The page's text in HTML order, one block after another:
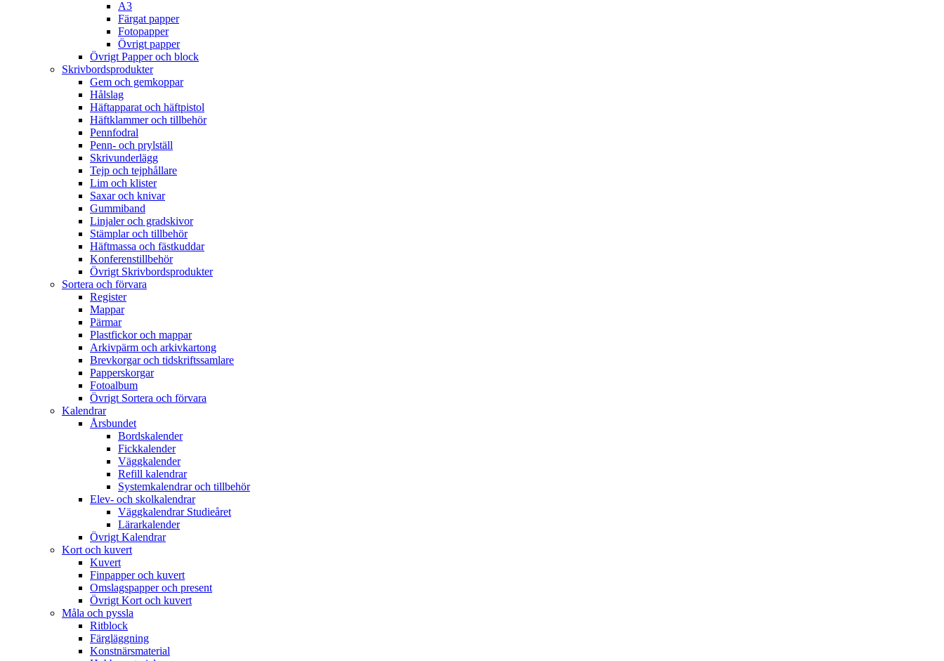
A3
Färgat papper
Fotopapper
Övrigt papper
Övrigt Papper och block
Skrivbordsprodukter
Gem och gemkoppar
Hålslag
Häftapparat och häftpistol
Häftklammer och tillbehör
Pennfodral
Penn- och prylställ
Skrivunderlägg
Tejp och tejphållare
Lim och klister
Saxar och knivar
Gummiband
Linjaler och gradskivor
Stämplar och tillbehör
Häftmassa och fästkuddar
Konferenstillbehör
Övrigt Skrivbordsprodukter
Sortera och förvara
Register
Mappar
Pärmar
Plastfickor och mappar
Arkivpärm och arkivkartong
Brevkorgar och tidskriftssamlare
Papperskorgar
Fotoalbum
Övrigt Sortera och förvara
Kalendrar
Årsbundet
Bordskalender
Fickkalender
Väggkalender
Refill kalendrar
Systemkalendrar och tillbehör
Elev- och skolkalendrar
Väggkalendrar Studieåret
Lärarkalender
Övrigt Kalendrar
Kort och kuvert
Kuvert
Finpapper och kuvert
Omslagspapper och present
Övrigt Kort och kuvert
Måla och pyssla
Ritblock
Färgläggning
Konstnärsmaterial